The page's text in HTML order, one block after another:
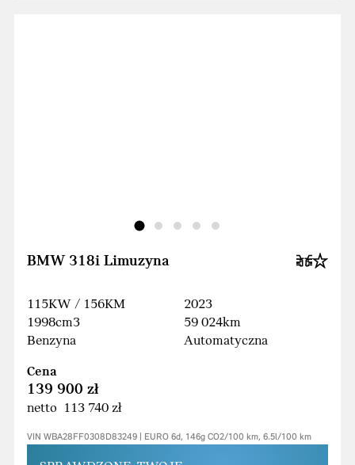
BMW 318i Limuzyna
115KW / 156KM
1998cm3
Benzyna
2023
59 024km
Automatyczna
Cena
139 900 zł
netto 113 740 zł
VIN WBA28FF0308D83249 | EURO 6d, 146g CO2/100 km, 6.5l/100 km